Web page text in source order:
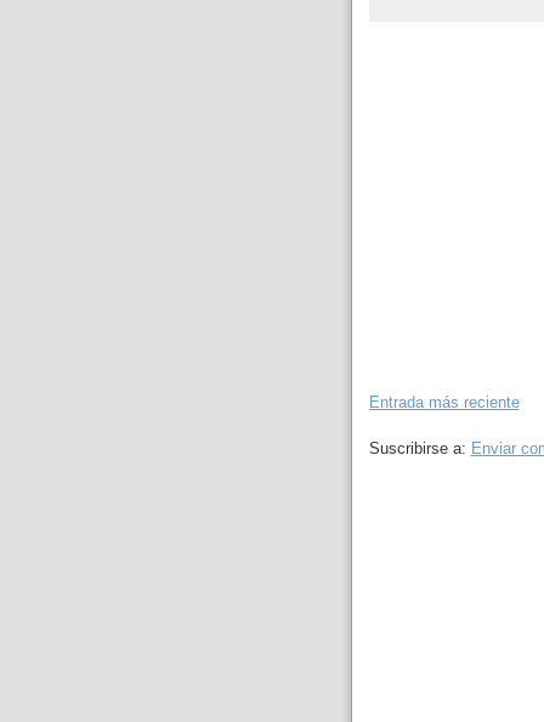
Entrada más reciente
Suscribirse a: Enviar